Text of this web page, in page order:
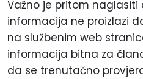
Važno je pritom
informacija ne proizlazi
na službenim web
informacija bitna za
da se trenutačno